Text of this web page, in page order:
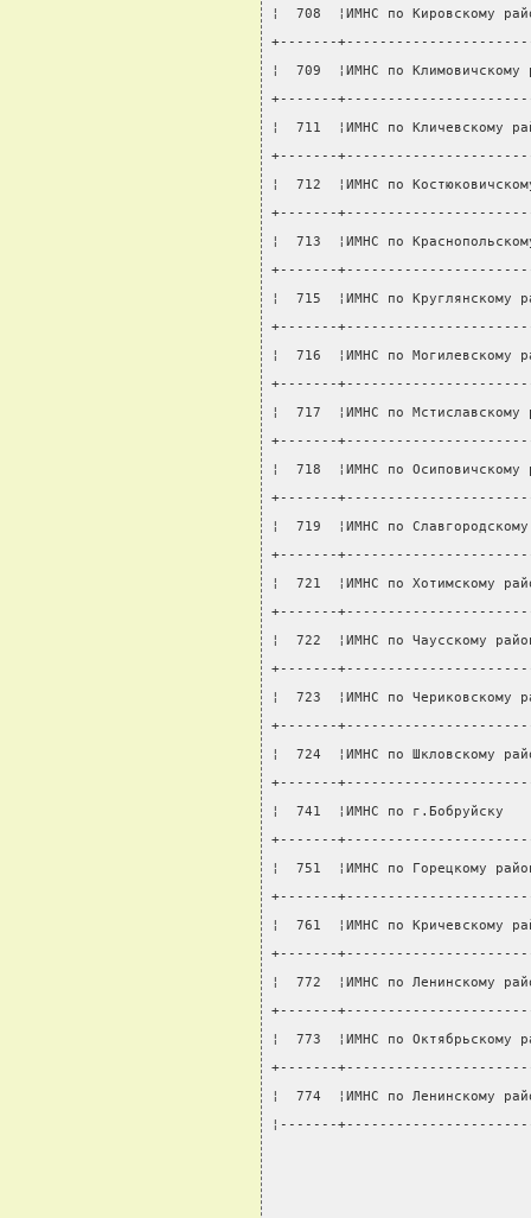
¦  708  ¦ИМНС по
+-------
¦  709  ¦ИМНС по
+-------
¦  711  ¦ИМНС по
+-------
¦  712  ¦ИМНС по
+-------
¦  713  ¦ИМНС по
+-------
¦  715  ¦ИМНС по
+-------
¦  716  ¦ИМНС по
+-------
¦  717  ¦ИМНС по
+-------
¦  718  ¦ИМНС по
+-------
¦  719  ¦ИМНС по
+-------
¦  721  ¦ИМНС по
+-------
¦  722  ¦ИМНС по
+-------
¦  723  ¦ИМНС по
+-------
¦  724  ¦ИМНС по
+-------
¦  741  ¦ИМНС по
+-------
¦  751  ¦ИМНС по
+-------
¦  761  ¦ИМНС по
+-------
¦  772  ¦ИМНС по
+-------
¦  773  ¦ИМНС по
+-------
¦  774  ¦ИМНС по
¦-------